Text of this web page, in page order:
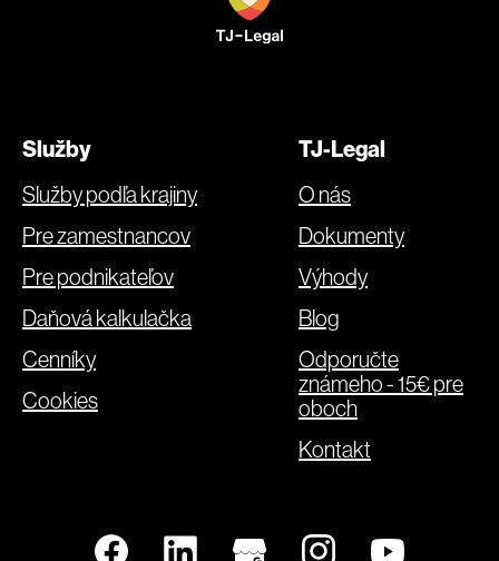
Služby
Služby podľa krajiny
Pre zamestnancov
Pre podnikateľov
Daňová kalkulačka
Cenníky
Cookies
TJ-Legal
O nás
Dokumenty
Výhody
Blog
Odporučte
známeho - 15€ pre
oboch
Kontakt